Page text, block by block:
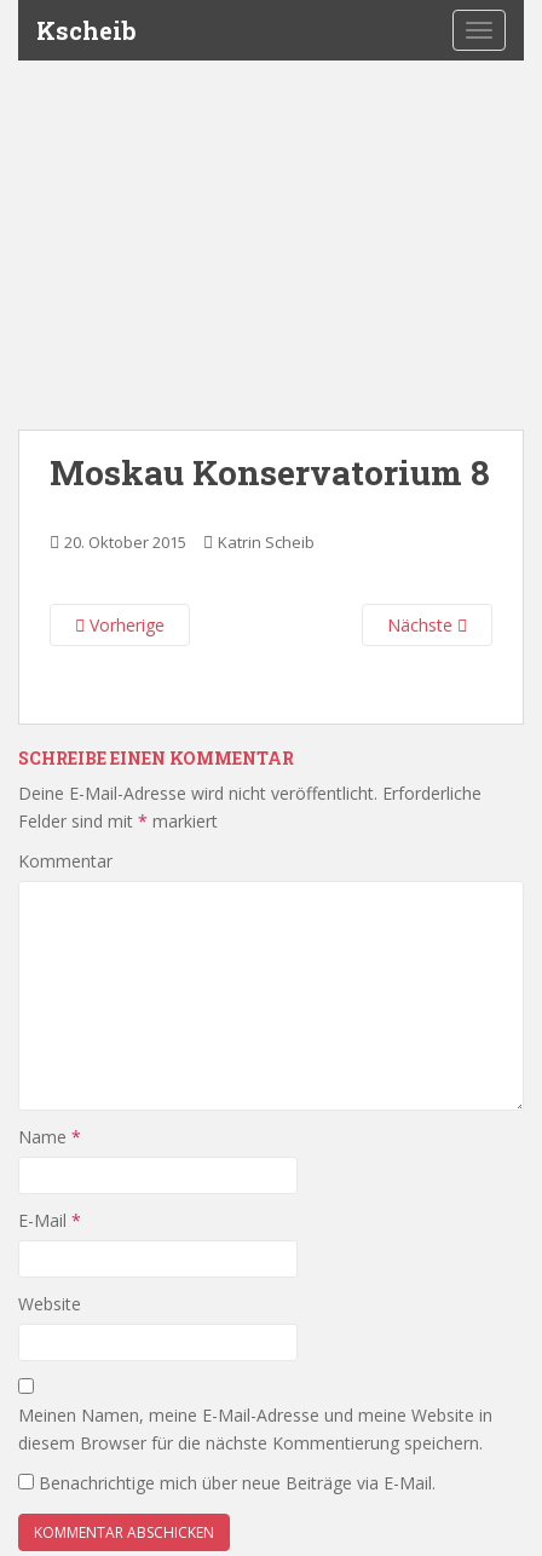
Kscheib
Moskau Konservatorium 8
20. Oktober 2015 Katrin Scheib
Vorherige Nächste
SCHREIBE EINEN KOMMENTAR
Deine E-Mail-Adresse wird nicht veröffentlicht. Erforderliche
Felder sind mit * markiert
Kommentar
Name *
E-Mail *
Website
Meinen Namen, meine E-Mail-Adresse und meine Website in
diesem Browser für die nächste Kommentierung speichern.
Benachrichtige mich über neue Beiträge via E-Mail.